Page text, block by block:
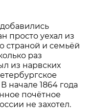
просто уехал из
страной и семьёй
раз
из нарвских
начале 1864 года
почётное
не захотел.